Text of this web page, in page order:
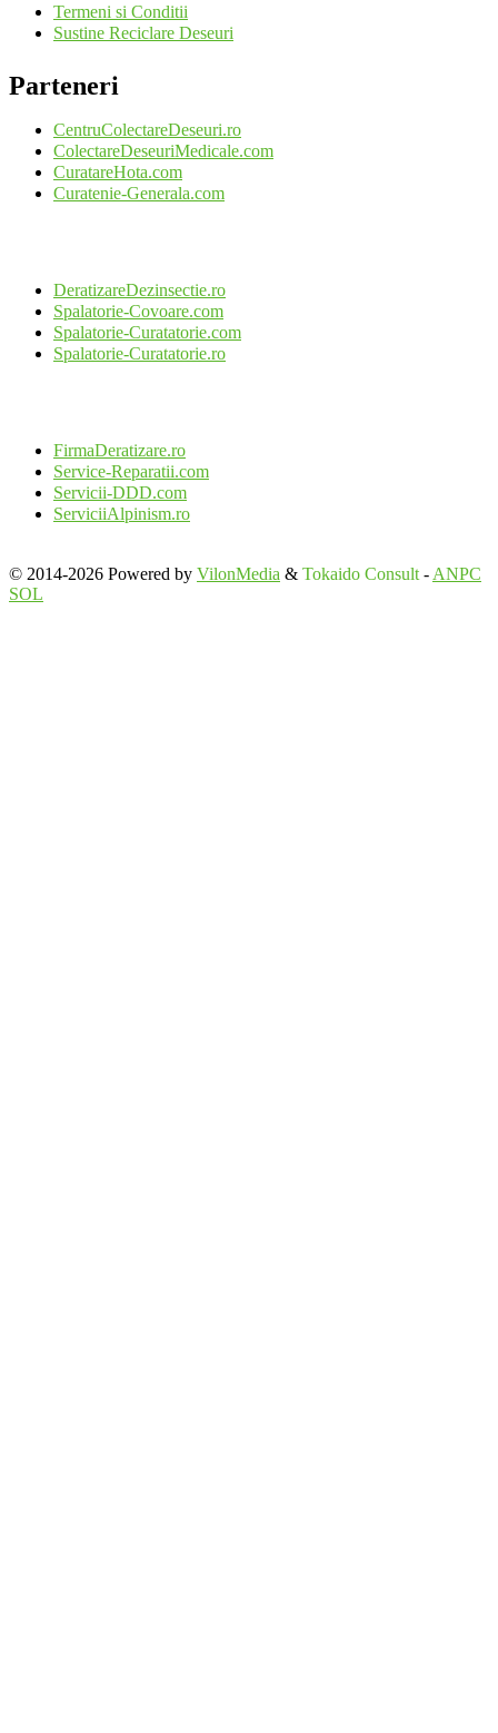
Termeni si Conditii
Sustine Reciclare Deseuri
Parteneri
CentruColectareDeseuri.ro
ColectareDeseuriMedicale.com
CuratareHota.com
Curatenie-Generala.com
DeratizareDezinsectie.ro
Spalatorie-Covoare.com
Spalatorie-Curatatorie.com
Spalatorie-Curatatorie.ro
FirmaDeratizare.ro
Service-Reparatii.com
Servicii-DDD.com
ServiciiAlpinism.ro
© 2014-2026 Powered by VilonMedia & Tokaido Consult - ANPC
SOL